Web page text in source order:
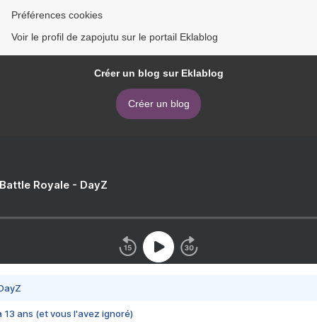
Préférences cookies
Voir le profil de zapojutu sur le portail Eklablog
Créer un blog sur Eklablog
Créer un blog
Royale - DayZ
13 ans (et vous l'avez ignoré)